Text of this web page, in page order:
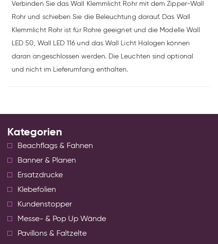
Verbinden Sie das Wall Klemmlicht Rohr mit dem Zipper-Wall
Rohr und schieben Sie die Beleuchtung darauf. Das Wall
Klemmlicht Rohr ist für Rohre geeignet und die Modelle Wall
LED 50, Wall LED 116 und das Wall Licht Halogen können
daran angeschlossen werden. Die Leuchten sind optional
und nicht im Lieferumfang enthalten.
Kategorien
Beachflags & Fahnen
Banner & Planen
Ersatzdrucke
Klebefolien
Kundenstopper
Messe- & Pop Up Wände
Pavillons & Faltzelte